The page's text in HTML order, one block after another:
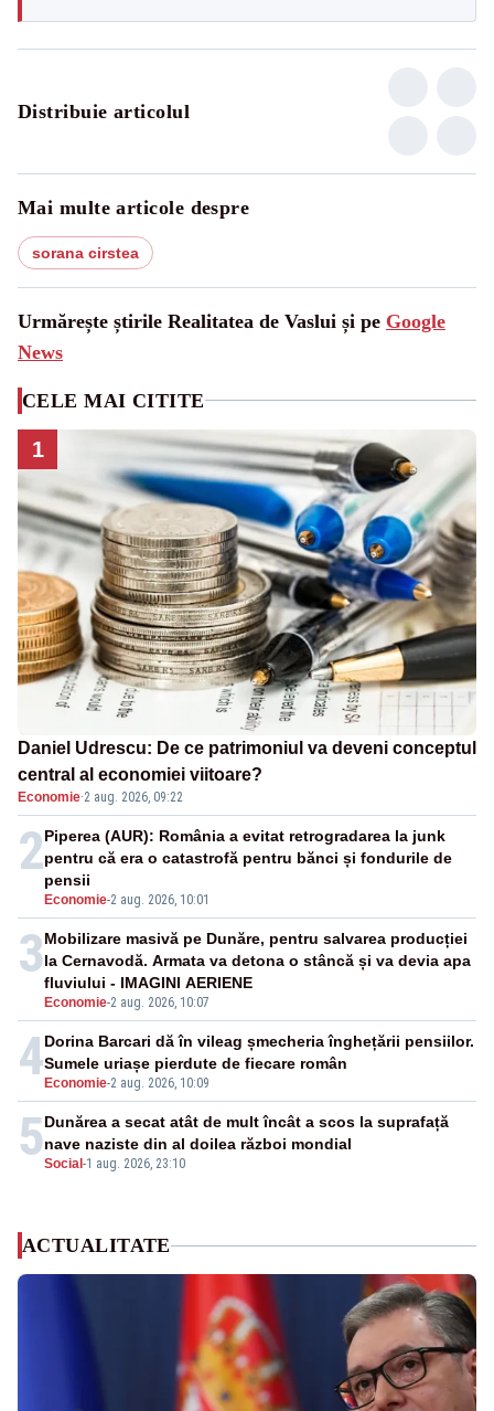
Distribuie articolul
Mai multe articole despre
sorana cirstea
Urmărește știrile Realitatea de Vaslui și pe Google
News
CELE MAI CITITE
1
Daniel Udrescu: De ce patrimoniul va deveni conceptul
central al economiei viitoare?
Economie·2 aug. 2026, 09:22
2
Economie-2 aug. 2026, 10:01
Piperea (AUR): România a evitat retrogradarea la junk
pentru că era o catastrofă pentru bănci și fondurile de
pensii
3
Economie-2 aug. 2026, 10:07
Mobilizare masivă pe Dunăre, pentru salvarea producției
la Cernavodă. Armata va detona o stâncă și va devia apa
fluviului - IMAGINI AERIENE
4 Economie-2 aug. 2026, 10:09
Dorina Barcari dă în vileag șmecheria înghețării pensiilor.
Sumele uriașe pierdute de fiecare român
5Social -1 aug. 2026, 23:10
Dunărea a secat atât de mult încât a scos la suprafață
nave naziste din al doilea război mondial
ACTUALITATE